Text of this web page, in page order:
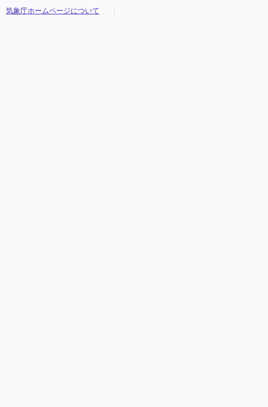
気象庁ホームページについて